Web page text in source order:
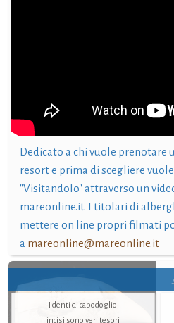
Dedicato a chi vuole prenotare
resort e prima di scegliere
"Visitandolo" attraverso un
mareonline.it. I titolari di
mettere on line propri filmati
a mareonline@mareonline.it
I denti di capodoglio
incisi sono veri tesori